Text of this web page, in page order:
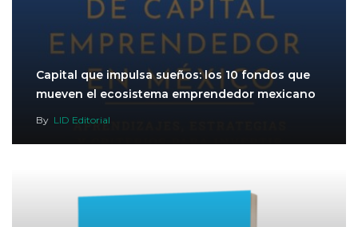
Capital que impulsa sueños: los 10 fondos que
mueven el ecosistema emprendedor mexicano
By LID Editorial